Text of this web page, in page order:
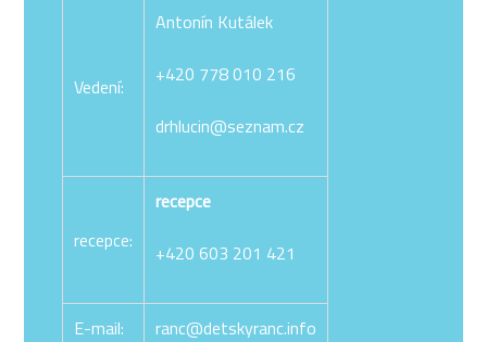
Vedení:
Antonín Kutálek
+420 778 010 216
drhlucin@seznam.cz
recepce:
recepce
+420 603 201 421
E-mail:
ranc@detskyranc.info